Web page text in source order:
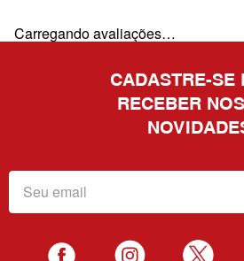
Carregando avaliações…
CADASTRE-SE
RECEBER